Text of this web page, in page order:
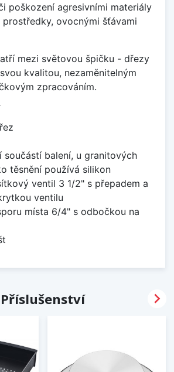
poškození agresivními materiály
ovocnými šťávami
mezi světovou špičku - dřezy
kvalitou, nezaměnitelným
zpracováním.
součástí balení, u granitových
těsnění používá silikon
ventil 3 1/2" s přepadem a
ventilu
místa 6/4" s odbočkou na
Příslušenství 